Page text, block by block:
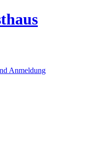
Anmeldung